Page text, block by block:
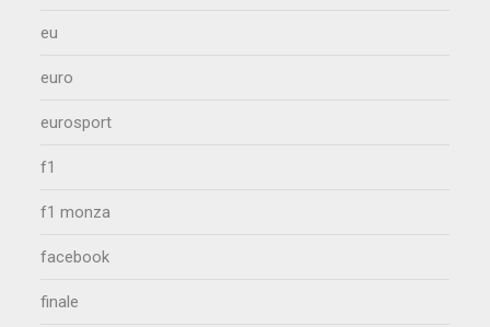
eu
euro
eurosport
f1
f1 monza
facebook
finale